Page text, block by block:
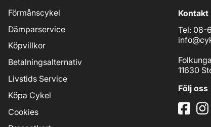
Förmånscykel
Dämparservice
Köpvillkor
Betalningsalternativ
Livstids Service
Köpa Cykel
Cookies
Kontakt
Tel: 08-
11630
Följ oss